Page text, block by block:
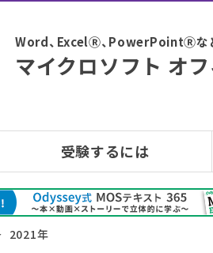
Word、ExcelⓇ、PowerPointⓇな
マイクロソフト オフ
受験するには
2021年